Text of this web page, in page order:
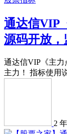
通达信VIP
源码开放，
通达信VIP《主
主力！ 指标使用
2